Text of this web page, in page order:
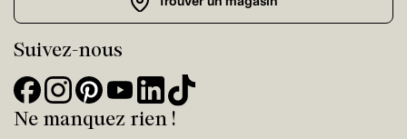
Suivez-nous
Ne manquez rien !